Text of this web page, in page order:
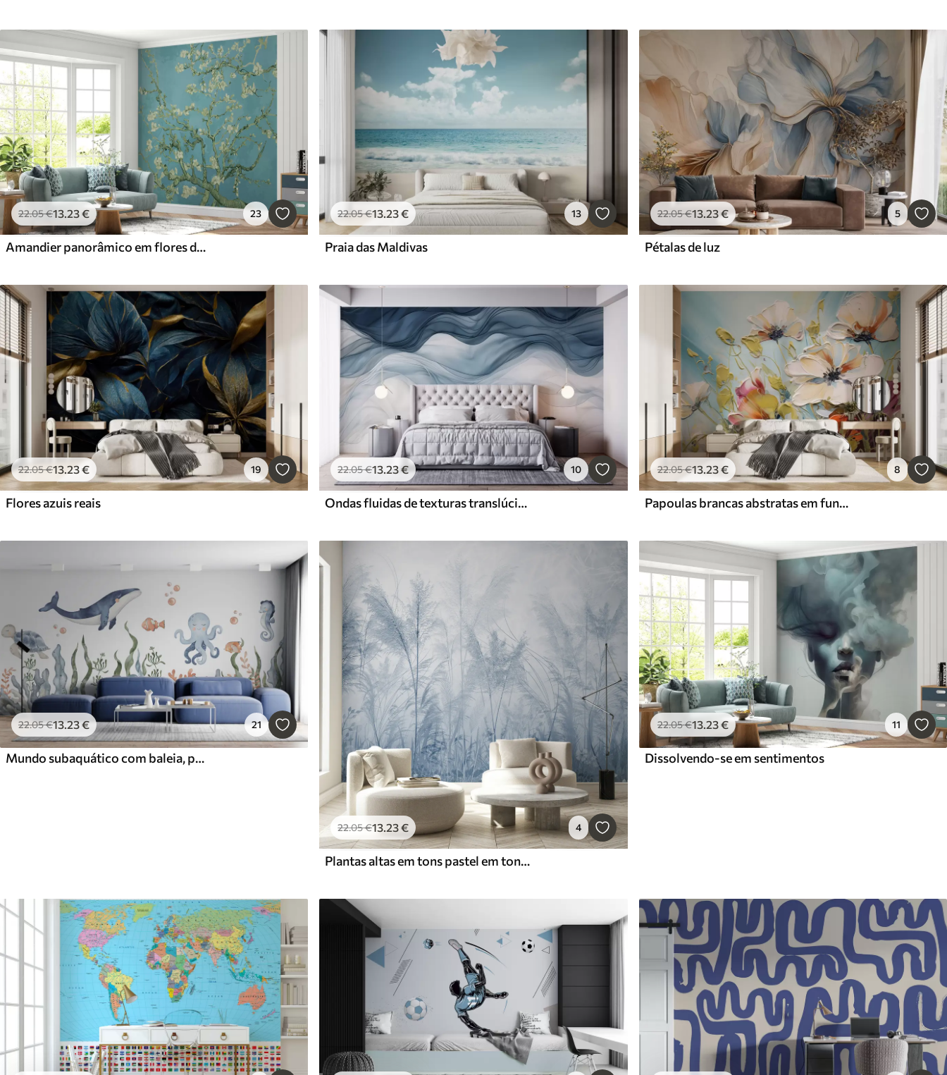
22.05€13.23€ 23
Amandier panorâmico em flores de Van Gogh
22.05€13.23€ 13
Praia das Maldivas
22.05€13.23€ 5
Pétalas de luz
22.05€13.23€ 19
Flores azuis reais
22.05€13.23€ 10
Ondas fluidas de texturas translúcidas em tons de azul escuro, azul claro e branco sobre um fundo claro
22.05€13.23€ 8
Papoulas brancas abstratas em fundo azul, imitação de pinceladas
22.05€13.23€ 21
Mundo subaquático com baleia, polvo, tartaruga
22.05€13.23€ 4
Plantas altas em tons pastel em tons de azul
22.05€13.23€ 11
Dissolvendo-se em sentimentos